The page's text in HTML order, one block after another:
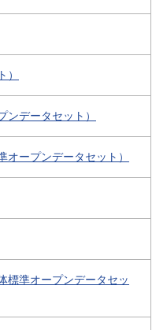
）
ンデータセット）
ープンデータセット）
標準オープンデータセッ